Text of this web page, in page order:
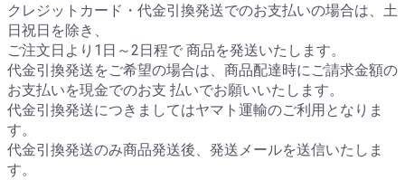
クレジットカード・代金引換発送でのお支払いの場合は、土
日祝日を除き、
ご注文日より1日～2日程で 商品を発送いたします。
代金引換発送をご希望の場合は、商品配達時にご請求金額の
お支払いを現金でのお支 払いでお願いいたします。
代金引換発送につきましてはヤマト運輸のご利用となりま
す。
代金引換発送のみ商品発送後、発送メールを送信いたしま
す。